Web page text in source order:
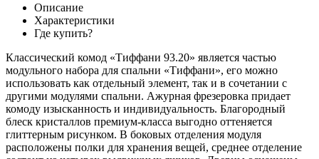
Описание
Характеристики
Где купить?
Классический комод «Тиффани 93.20» является частью
модульного набора для спальни «Тиффани», его можно
использовать как отдельный элемент, так и в сочетании с
другими модулями спальни. Ажурная фрезеровка придает
комоду изысканность и индивидуальность. Благородный
блеск кристаллов премиум-класса выгодно оттеняется
глиттерным рисунком. В боковых отделения модуля
расположены полки для хранения вещей, среднее отделение